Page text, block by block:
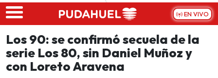
Skip to main content
EN VIVO
Los 90: se confirmó secuela de la
serie Los 80, sin Daniel Muñoz y
con Loreto Aravena